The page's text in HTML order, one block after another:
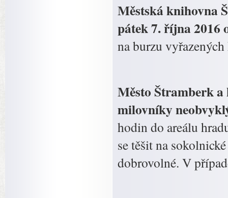
Městská knihovna
pátek 7. října 2016
na burzu
Město Štramberk a
milovníky
hodin do areálu
se těšit na
dobrovolné. V